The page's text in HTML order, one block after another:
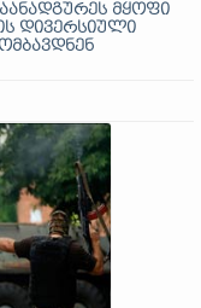
მყოფი
დივერსიული